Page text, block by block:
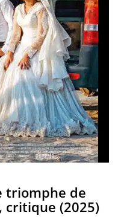
triomphe de
critique (2025)